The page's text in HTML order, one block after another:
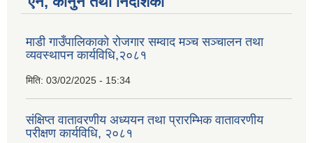
माडी गाउँपालिकाको रोजगार सम्वाद मञ्च सञ्चालन तथा
व्यवस्थापन कार्यविधि,२०८१
मिति: 03/02/2025 - 15:34
संक्षिप्त वातावरणीय अध्ययन तथा प्रारम्भिक वातावरणीय
परीक्षण कार्यविधि, २०८१